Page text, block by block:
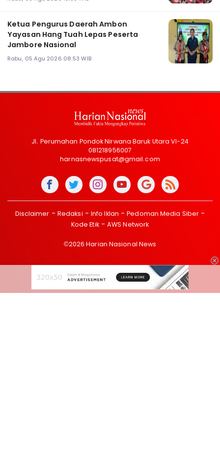
Ketua Pengurus Daerah Ambon
Yayasan Hang Tuah Lepas Peserta
Jambore Nasional
Rabu, 05 Agu 2026 08:53 WIB
Jl. Perumahan Pondok Nirwana Baruk Utara VI-24
081218956007
harnasnewspusat@gmail.com
Disclaimer Redaksi Info Iklan
Pedoman Media Siber
Kode Etik
AWS Network
©2026 Harian Nasional News